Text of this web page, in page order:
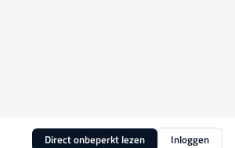
Direct onbeperkt lezen Inloggen